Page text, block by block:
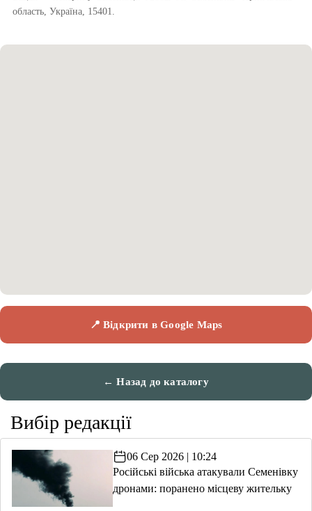
область, Україна, 15401.
📍 Відкрити в Google Maps
← Назад до каталогу
Вибір редакції
06 Сер 2026 | 10:24
Російські війська атакували Семенівку
дронами: поранено місцеву жительку